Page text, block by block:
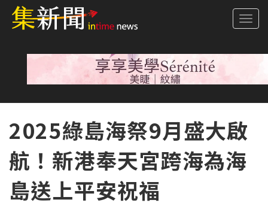
2025綠島海祭9月盛大啟
航！新港奉天宮跨海為海
島送上平安祝福